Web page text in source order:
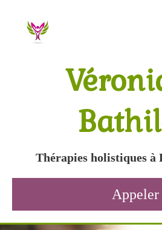
Thérapies holistiques
Appeler